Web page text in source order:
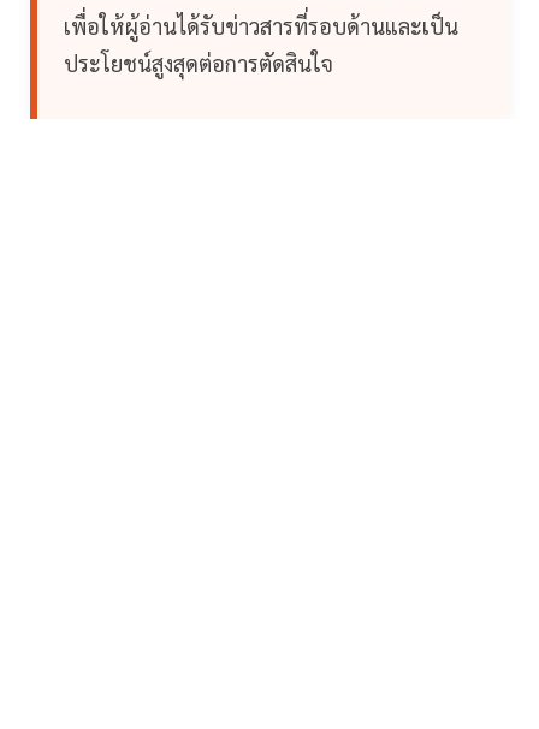
เพื่อให้ผู้อ่านได้รับข่าวสารที่รอบด้านและเป็น
ประโยชน์สูงสุดต่อการตัดสินใจ